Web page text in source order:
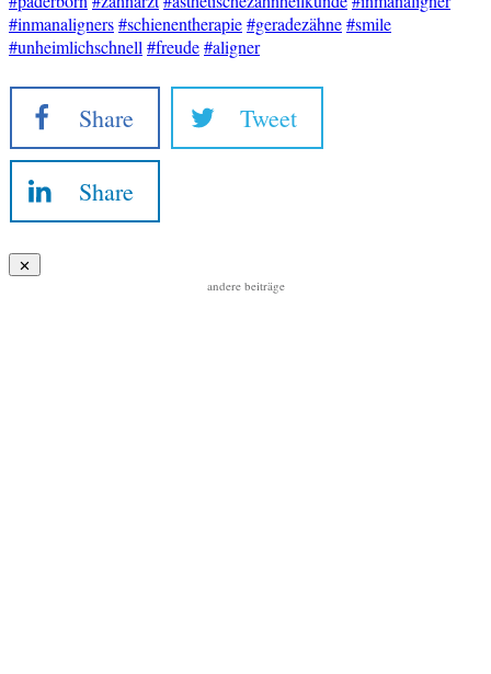
#inmanaligners#schienentherapie#geradezähne#smile
#unheimlichschnell#freude#aligner
Share Tweet
Share
andere beiträge